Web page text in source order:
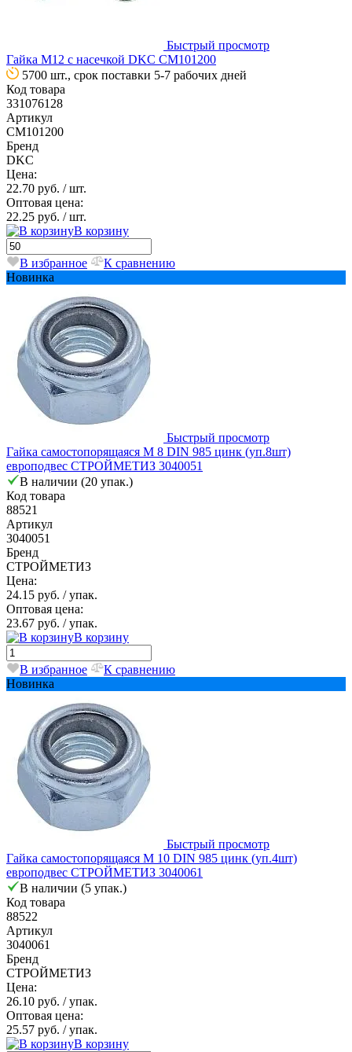
Быстрый просмотр
Гайка М12 с насечкой DKC CM101200
5700 шт., срок поставки 5-7 рабочих дней
Код товара
331076128
Артикул
CM101200
Бренд
DKC
Цена:
22.70 руб. / шт.
Оптовая цена:
22.25 руб. / шт.
В корзину
В избранное
К сравнению
Новинка
Быстрый просмотр
Гайка самостопорящаяся М 8 DIN 985 цинк (уп.8шт)
европодвес СТРОЙМЕТИЗ 3040051
В наличии (20 упак.)
Код товара
88521
Артикул
3040051
Бренд
СТРОЙМЕТИЗ
Цена:
24.15 руб. / упак.
Оптовая цена:
23.67 руб. / упак.
В корзину
В избранное
К сравнению
Новинка
Быстрый просмотр
Гайка самостопорящаяся М 10 DIN 985 цинк (уп.4шт)
европодвес СТРОЙМЕТИЗ 3040061
В наличии (5 упак.)
Код товара
88522
Артикул
3040061
Бренд
СТРОЙМЕТИЗ
Цена:
26.10 руб. / упак.
Оптовая цена:
25.57 руб. / упак.
В корзину